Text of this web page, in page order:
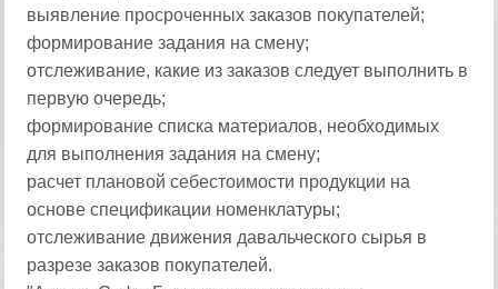
выявление просроченных заказов покупателей;
формирование задания на смену;
отслеживание, какие из заказов следует выполнить в
первую очередь;
формирование списка материалов, необходимых
для выполнения задания на смену;
расчет плановой себестоимости продукции на
основе спецификации номенклатуры;
отслеживание движения давальческого сырья в
разрезе заказов покупателей.